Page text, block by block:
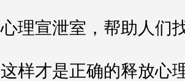
心理宣泄室，帮助人们
这样才是正确的释放心